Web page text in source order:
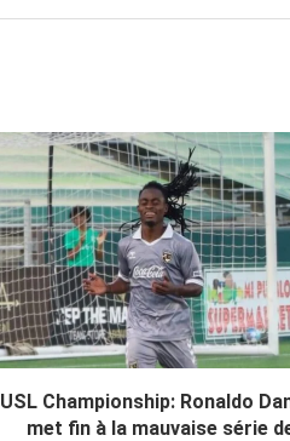
USL Championship: Ronaldo
met fin à la mauvaise série